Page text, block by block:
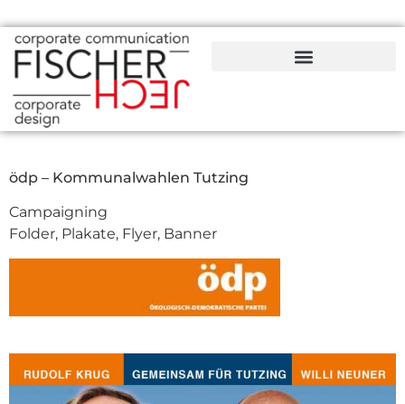
ödp – Kommunalwahlen Tutzing
Campaigning
Folder, Plakate, Flyer, Banner